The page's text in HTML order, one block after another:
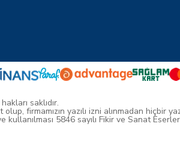
saklıdır.
firmamızın yazılı izni alınmadan hiçbir
5846 sayılı Fikir ve Sanat